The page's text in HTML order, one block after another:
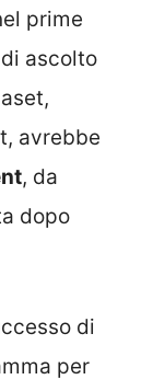
prime
ascolto
avrebbe
, da
dopo
di
per